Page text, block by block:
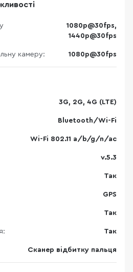
1080p@30fps,
1440p@30fps
камеру: 1080p@30fps
3G, 2G, 4G (LTE)
Bluetooth/Wi-Fi
Wi-Fi 802.11 a/b/g/n/ac
v.5.3
Так
GPS
Так
Так
Сканер відбитку пальця